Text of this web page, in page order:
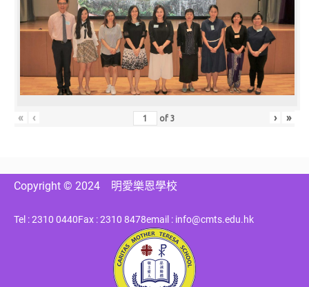
« ‹ of3 › »
Copyright © 2024 明愛樂恩學校
Tel : 2310 0440Fax : 2310 8478email : info@cmts.edu.hk